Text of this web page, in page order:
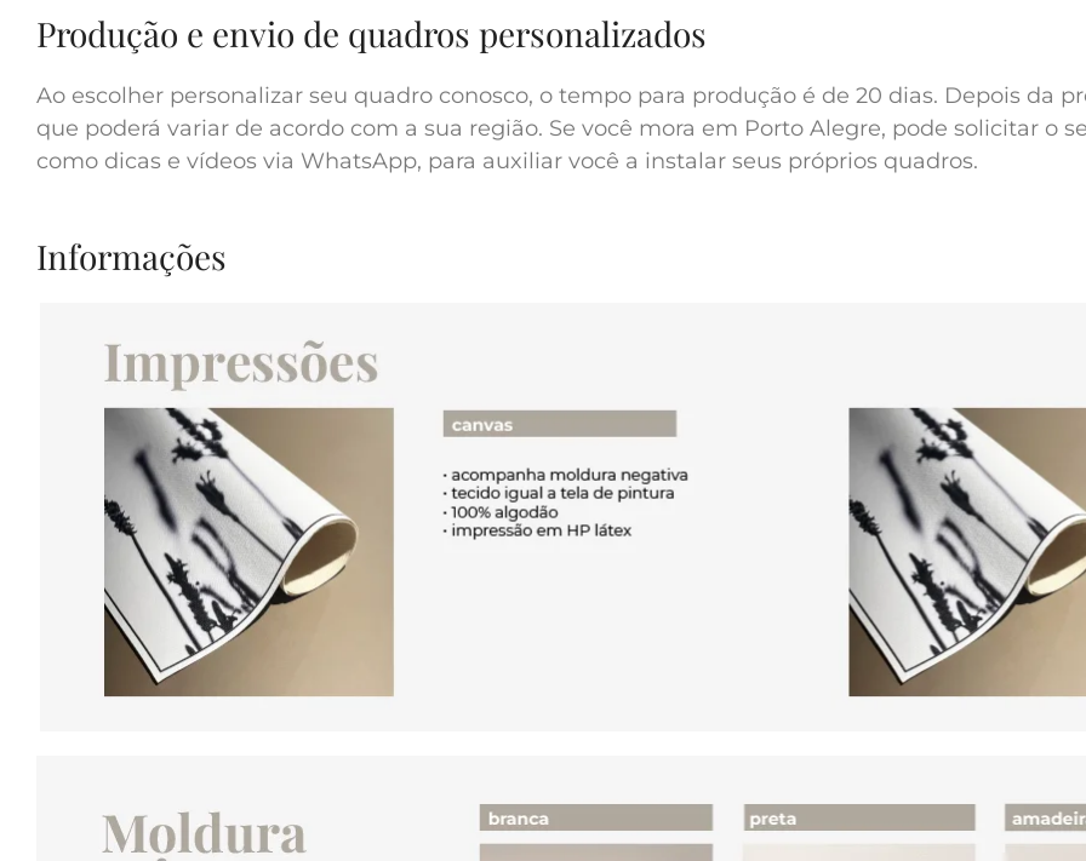
Produção e envio de quadros personalizados
Ao escolher personalizar seu quadro conosco, o tempo para produção é de 20 dias. Depois da
que poderá variar de acordo com a sua região. Se você mora em Porto Alegre, pode solicitar o
como dicas e vídeos via WhatsApp, para auxiliar você a instalar seus próprios quadros.
Informações